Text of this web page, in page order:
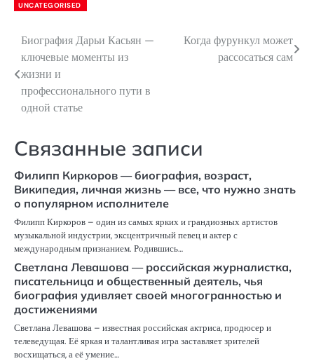
UNCATEGORISED
Навигация
по
записям
Биография Дарьи Касьян —
ключевые моменты из
жизни и
профессионального пути в
одной статье
Когда фурункул может
рассосаться сам
Связанные записи
Филипп Киркоров — биография, возраст,
Википедия, личная жизнь — все, что нужно знать
о популярном исполнителе
Филипп Киркоров – один из самых ярких и грандиозных артистов
музыкальной индустрии, эксцентричный певец и актер с
международным признанием. Родившись…
Светлана Левашова — российская журналистка,
писательница и общественный деятель, чья
биография удивляет своей многогранностью и
достижениями
Светлана Левашова – известная российская актриса, продюсер и
телеведущая. Её яркая и талантливая игра заставляет зрителей
восхищаться, а её умение…